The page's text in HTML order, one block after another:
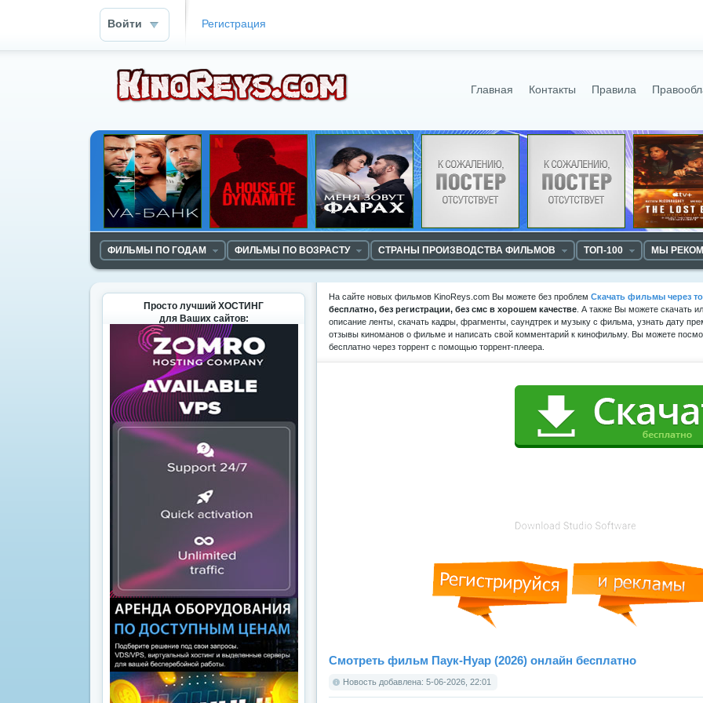
Войти Регистрация
Главная Контакты Правила
ФИЛЬМЫ ПО ГОДАМ ФИЛЬМЫ ПО ВОЗРАСТУ СТРАНЫ ПРОИЗВОДСТВА ФИЛЬМОВ ТОП-100 МЫ
На сайте новых фильмов KinoReys.com Вы можете без проблем Скачать фильмы через
бесплатно, без регистрации, без смс в хорошем качестве . А также Вы можете скачать
описание ленты, скачать кадры, фрагменты, саундтрек и музыку с фильма, узнать дату
отзывы киноманов о фильме и написать свой комментарий к кинофильму. Вы можете
бесплатно через торрент с помощью торрент-плеера.
Смотреть фильм Паук-Нуар (2026) онлайн бесплатно
Новость добавлена: 5-06-2026, 22:01
Просто лучший ХОСТИНГ
для Ваших сайтов: